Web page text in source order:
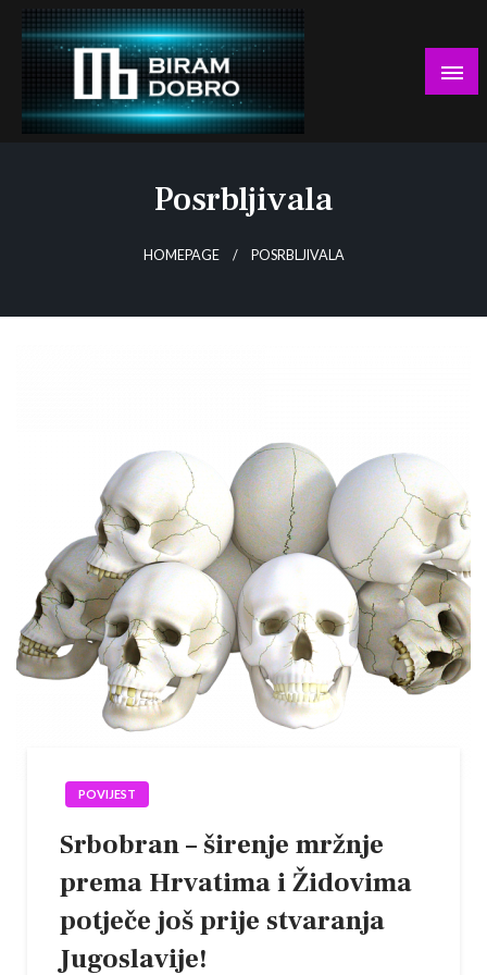
Skip
content
Posrbljivala
HOMEPAGE POSRBLJIVALA
POVIJEST
Srbobran – širenje mržnje
prema Hrvatima i Židovima
potječe još prije stvaranja
Jugoslavije!